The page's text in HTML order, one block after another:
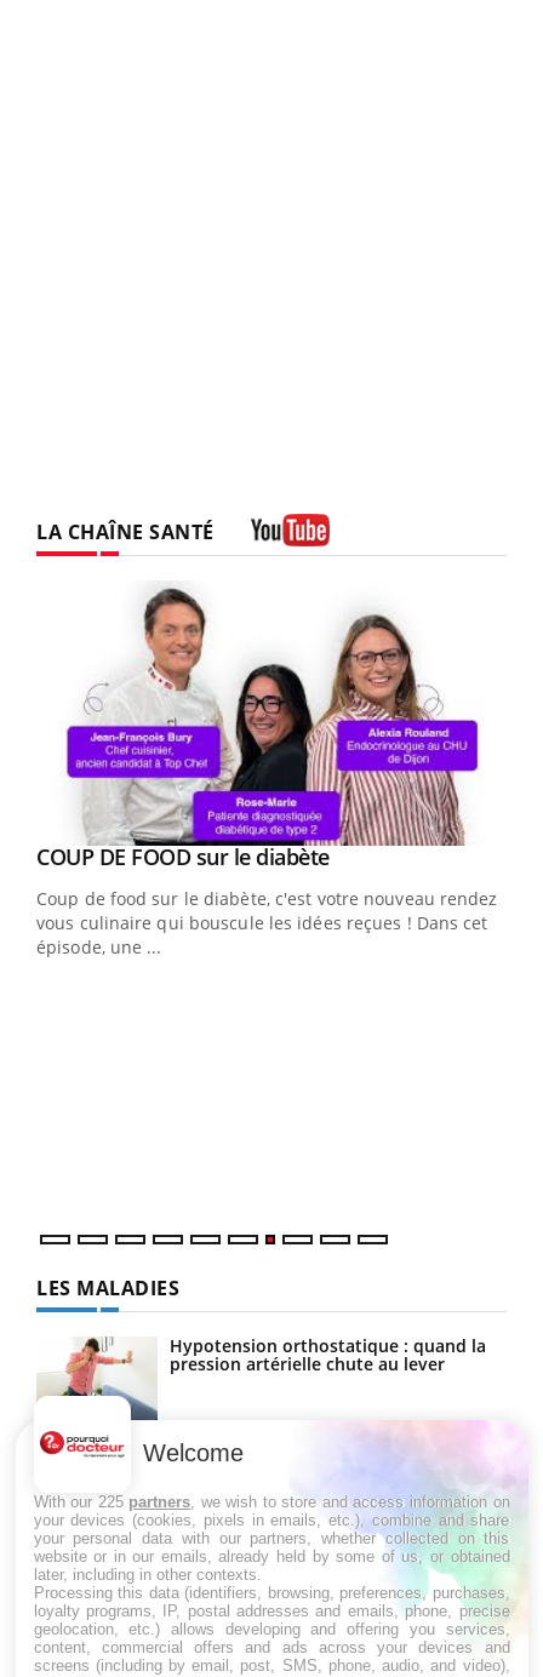
LA CHAÎNE SANTÉ
Youtube
COUP DE FOOD sur le diabèteYoutube
Coup de food sur le diabète, c'est votre nouveau rendez-
vous culinaire qui bouscule les idées reçues ! Dans cet
épisode, une ...
LES MALADIES
Hypotension orthostatique : quand la
pression artérielle chute au lever
Drépanocytose : une déformation des
globules rouges aux conséquences
Maladie de Charcot (Sclérose latérale
amyotrophique)
Welcome
With our 225 partners , we wish to store and access information on
your devices (cookies, pixels in emails, etc.), combine and share
your personal data with our partners, whether collected on this
website or in our emails, already held by some of us, or obtained
later, including in other contexts.
Processing this data (identifiers, browsing, preferences, purchases,
loyalty programs, IP, postal addresses and emails, phone, precise
geolocation, etc.) allows developing and offering you services,
content, commercial offers and ads across your devices and
screens (including by email, post, SMS, phone, audio, and video),